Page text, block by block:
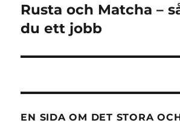
Nästa
inlägg:
Rusta och Matcha –
du ett jobb
EN SIDA OM DET STORA